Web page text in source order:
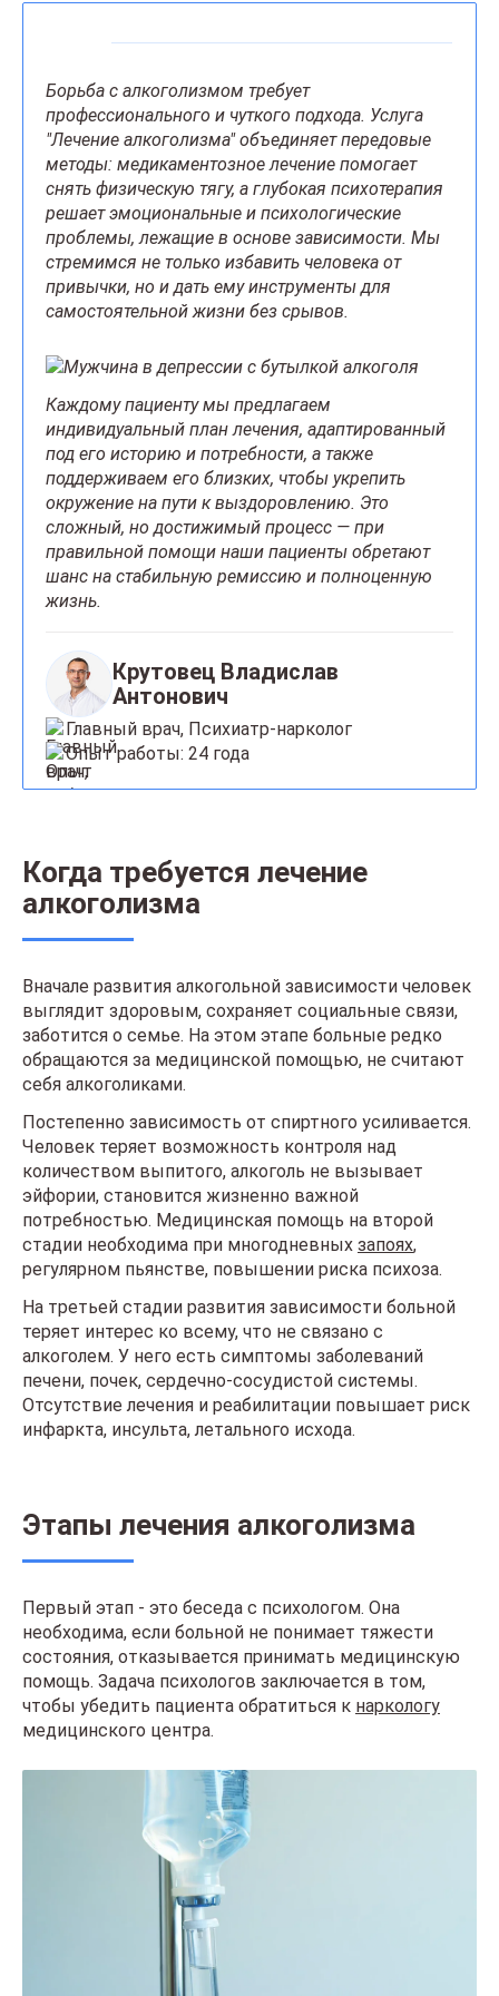
Борьба с алкоголизмом требует
профессионального и чуткого подхода. Услуга
"Лечение алкоголизма" объединяет передовые
методы: медикаментозное лечение помогает
снять физическую тягу, а глубокая психотерапия
решает эмоциональные и психологические
проблемы, лежащие в основе зависимости. Мы
стремимся не только избавить человека от
привычки, но и дать ему инструменты для
самостоятельной жизни без срывов.
Каждому пациенту мы предлагаем
индивидуальный план лечения, адаптированный
под его историю и потребности, а также
поддерживаем его близких, чтобы укрепить
окружение на пути к выздоровлению. Это
сложный, но достижимый процесс — при
правильной помощи наши пациенты обретают
шанс на стабильную ремиссию и полноценную
жизнь.
Крутовец Владислав
Антонович
Главный врач, Психиатр-нарколог
Опыт работы: 24 года
Когда требуется лечение
алкоголизма
Вначале развития алкогольной зависимости человек
выглядит здоровым, сохраняет социальные связи,
заботится о семье. На этом этапе больные редко
обращаются за медицинской помощью, не считают
себя алкоголиками.
Постепенно зависимость от спиртного усиливается.
Человек теряет возможность контроля над
количеством выпитого, алкоголь не вызывает
эйфории, становится жизненно важной
потребностью. Медицинская помощь на второй
стадии необходима при многодневных запоях,
регулярном пьянстве, повышении риска психоза.
На третьей стадии развития зависимости больной
теряет интерес ко всему, что не связано с
алкоголем. У него есть симптомы заболеваний
печени, почек, сердечно-сосудистой системы.
Отсутствие лечения и реабилитации повышает риск
инфаркта, инсульта, летального исхода.
Этапы лечения алкоголизма
Первый этап - это беседа с психологом. Она
необходима, если больной не понимает тяжести
состояния, отказывается принимать медицинскую
помощь. Задача психологов заключается в том,
чтобы убедить пациента обратиться к наркологу
медицинского центра.